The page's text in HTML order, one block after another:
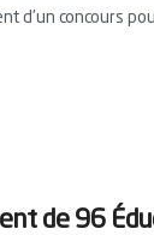
d'un concours
de 96